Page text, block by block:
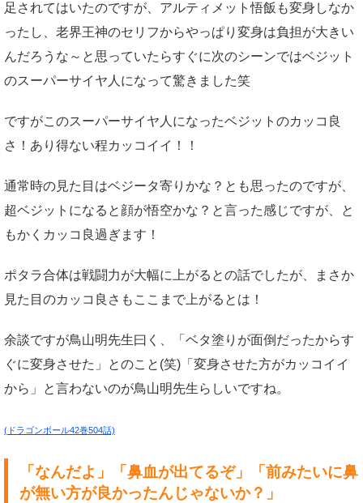
足されてはいたのですが、アルティメット悟飯も変身しなか
ったし、老界王神のセリフからやっぱり変身は負担が大きい
んだろうな～と思っていたらすぐに次のシーンではベジット
のスーパーサイヤ人になって驚きました笑
ですがこのスーパーサイヤ人になったベジットのカッコ良
さ！あり得ない程カッコイイ！！
通常時の見た目はベジータ寄りかな？とも思ったのですが、
超ベジットになると顔が悟空かな？と言った感じですが、と
もかくカッコ良過ぎます！
ポタラ合体は戦闘力が大幅に上がるとの話でしたが、まさか
見た目のカッコ良さもここまで上がるとは！
余談ですが鳥山明先生曰く、「ベタ塗りが面倒だったからす
ぐに変身させた」とのこと(笑)「変身させた方がカッコイイ
から」と言わないのが鳥山明先生らしいですね。
(ドラゴンボール42巻504話)
「なんだよ」「鼻血が出てるぞ」「前みたいに鼻
が無い方が良かったんじゃないか？」